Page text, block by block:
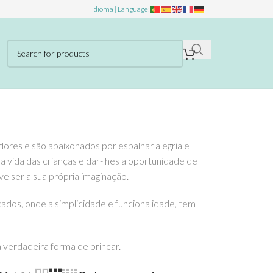
Idioma | Language:
e são apaixonados por espalhar alegria e
vida das crianças e dar-lhes a oportunidade de
ser a sua própria imaginação.
onde a simplicidade e funcionalidade, tem
verdadeira forma de brincar.